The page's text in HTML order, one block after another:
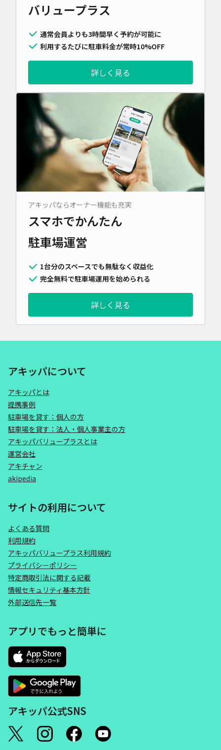
バリュープラス
通常会員よりも3時間早く予約が可能に
利用するたびに駐車料金が常時10%OFF
詳しく見る
アキッパならオーナー機能も充実
スマホでかんたん
駐車場運営
1台分のスペースでも無駄なく収益化
完全無料で駐車場運用を始められる
詳しく見る
アキッパについて
アキッパとは
提携事例
駐車場を貸す：個人の方
駐車場を貸す：法人・個人事業主の方
アキッパバリュープラスとは
運営会社
アキチャン
akipedia
サイトの利用について
よくある質問
利用規約
アキッパバリュープラス利用規約
プライバシーポリシー
特定商取引法に関する記載
情報セキュリティ基本方針
外部送信先一覧
アプリでもっと簡単に
アキッパ公式SNS